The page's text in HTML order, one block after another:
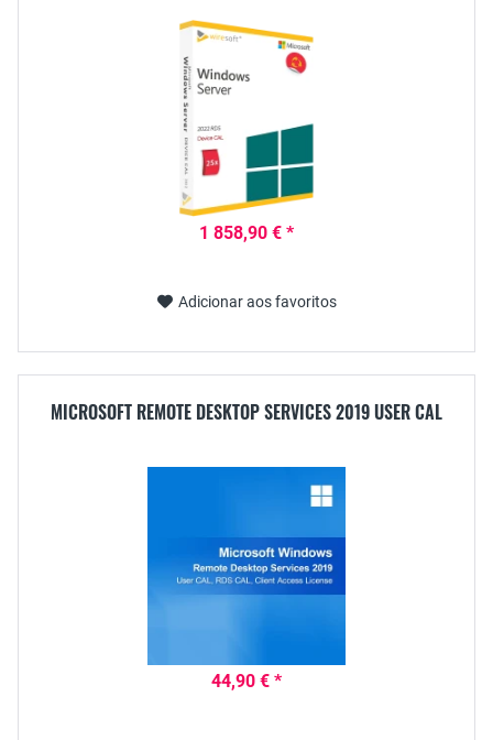
1 858,90 € *
Adicionar aos favoritos
MICROSOFT REMOTE DESKTOP SERVICES 2019 USER CAL
44,90 € *